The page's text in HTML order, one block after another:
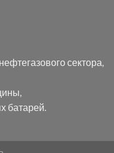
сектора,
батарей.